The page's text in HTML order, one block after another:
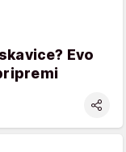
Evo